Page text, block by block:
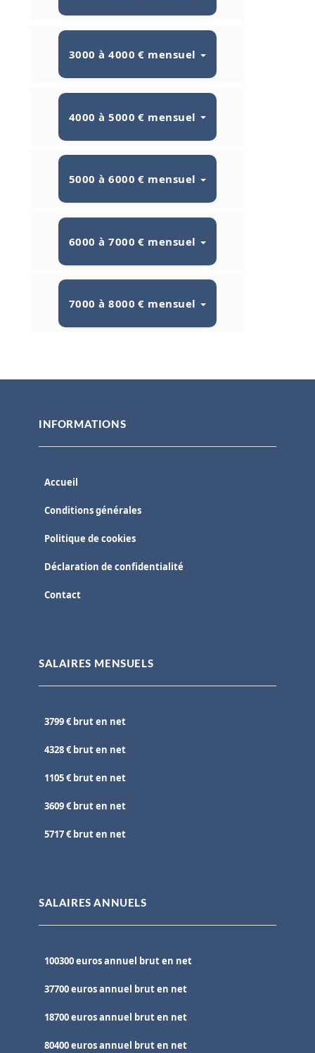
3000 à 4000 € mensuel
4000 à 5000 € mensuel
5000 à 6000 € mensuel
6000 à 7000 € mensuel
7000 à 8000 € mensuel
INFORMATIONS
Accueil
Conditions générales
Politique de cookies
Déclaration de confidentialité
Contact
SALAIRES MENSUELS
3799 € brut en net
4328 € brut en net
1105 € brut en net
3609 € brut en net
5717 € brut en net
SALAIRES ANNUELS
100300 euros annuel brut en net
37700 euros annuel brut en net
18700 euros annuel brut en net
80400 euros annuel brut en net